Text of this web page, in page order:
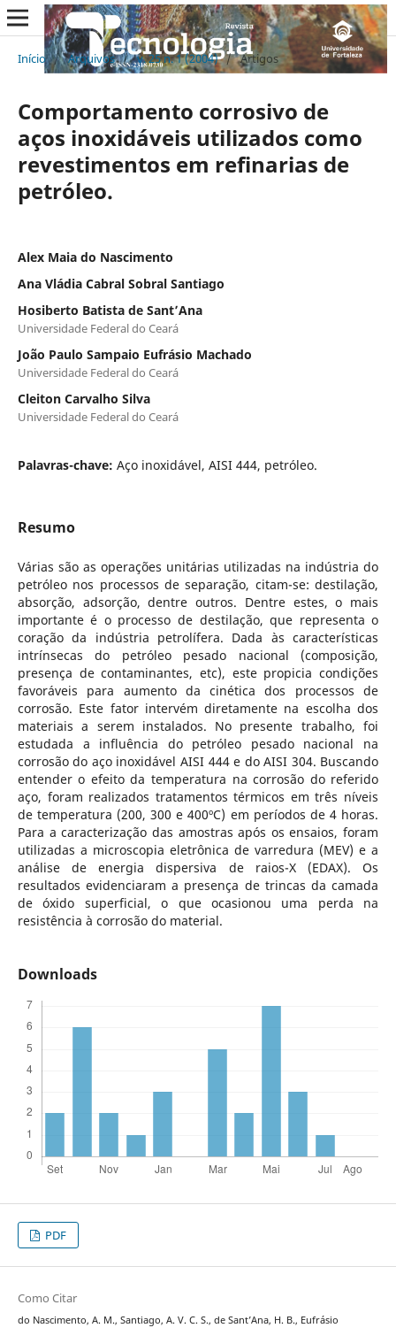
Início / Arquivos / v. 25 n. 1 (2004) / Artigos
Comportamento corrosivo de
aços inoxidáveis utilizados como
revestimentos em refinarias de
petróleo.
Alex Maia do Nascimento
Ana Vládia Cabral Sobral Santiago
Hosiberto Batista de Sant’Ana
Universidade Federal do Ceará
João Paulo Sampaio Eufrásio Machado
Universidade Federal do Ceará
Cleiton Carvalho Silva
Universidade Federal do Ceará
Palavras-chave: Aço inoxidável, AISI 444, petróleo.
Resumo
Várias são as operações unitárias utilizadas na indústria do
petróleo nos processos de separação, citam-se: destilação,
absorção, adsorção, dentre outros. Dentre estes, o mais
importante é o processo de destilação, que representa o
coração da indústria petrolífera. Dada às características
intrínsecas do petróleo pesado nacional (composição,
presença de contaminantes, etc), este propicia condições
favoráveis para aumento da cinética dos processos de
corrosão. Este fator intervém diretamente na escolha dos
materiais a serem instalados. No presente trabalho, foi
estudada a influência do petróleo pesado nacional na
corrosão do aço inoxidável AISI 444 e do AISI 304. Buscando
entender o efeito da temperatura na corrosão do referido
aço, foram realizados tratamentos térmicos em três níveis
de temperatura (200, 300 e 400ºC) em períodos de 4 horas.
Para a caracterização das amostras após os ensaios, foram
utilizadas a microscopia eletrônica de varredura (MEV) e a
análise de energia dispersiva de raios-X (EDAX). Os
resultados evidenciaram a presença de trincas da camada
de óxido superficial, o que ocasionou uma perda na
resistência à corrosão do material.
Downloads
PDF
Como Citar
do Nascimento, A. M., Santiago, A. V. C. S., de Sant’Ana, H. B., Eufrásio